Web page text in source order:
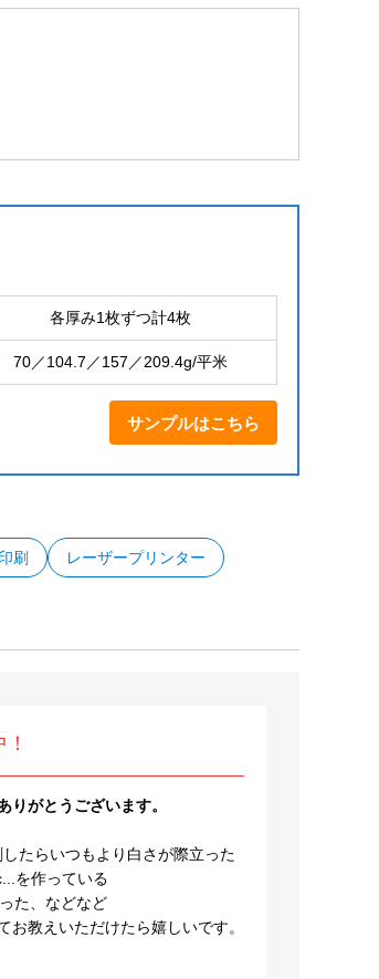
各厚み1枚ずつ計4枚
70／104.7／157／209.4g/平米
サンプルはこちら
刷 レーザープリンター
りがとうございます。
たらいつもより白さが際立った
を作っている
た、などなど
教えいただけたら嬉しいです。